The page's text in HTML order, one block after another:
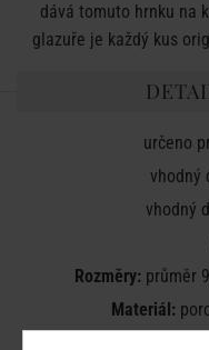
dává tomuto hrnku na
glazuře je každý kus
určeno
vhodný
vhodný
Rozměry: průměr
Materiál: